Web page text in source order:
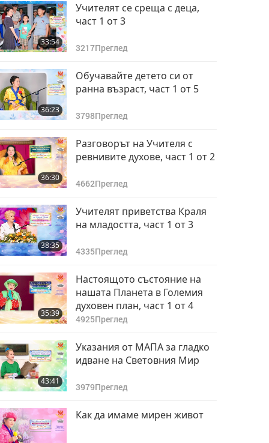
10
От Първоначалната
Вселена до нашия
Любов никога не се
10
10662Преглед
От Първоначалната
Вселена до нашия
Любов никога не се
10
9319Преглед
33:54
Учителят се среща с деца,
част 1 от 3
3217Преглед
36:23
Обучавайте детето си от
ранна възраст, част 1 от 5
3798Преглед
36:30
Разговорът на Учителя с
ревнивите духове, част 1 от 2
4662Преглед
38:35
Учителят приветства Краля
на младостта, част 1 от 3
4335Преглед
35:39
Настоящото състояние на
нашата Планета в Големия
духовен план, част 1 от 4
4925Преглед
43:41
Указания от МАПА за гладко
идване на Световния Мир
3979Преглед
Как да имаме мирен живот